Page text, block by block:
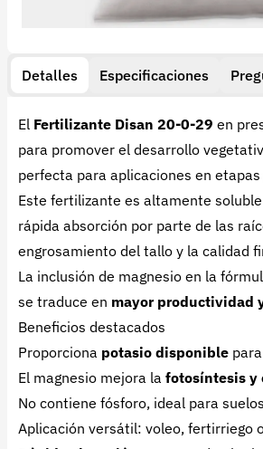
Detalles Especificaciones
El Fertilizante Disan 20-0-29 en
para promover el desarrollo
perfecta para aplicaciones en
Este fertilizante es altamente
rápida absorción por parte de las
engrosamiento del tallo y la calidad
La inclusión de magnesio en la
se traduce en mayor productividad
Beneficios destacados
Proporciona potasio disponible
El magnesio mejora la fotosíntesis y
No contiene fósforo, ideal para
Aplicación versátil: voleo, fertirriego